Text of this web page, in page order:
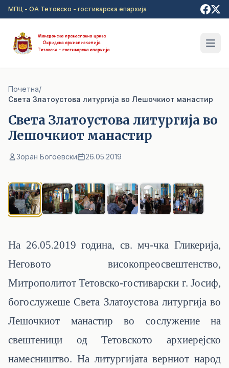
Прејди на главна содржина
МПЦ - ОА Тетовско - гостиварска епархија
Почетна/
Света Златоустова литургија во Лешочкиот манастир
Света Златоустова литургија во
Лешочкиот манастир
Зоран Богоевски 26.05.2019
На 26.05.2019 година, св. мч-чка Гликерија,
Неговото високопреосвештенство,
Митрополитот Тетовско-гостиварски г. Јосиф,
богослужеше Света Златоустова литургија во
Лешочкиот манастир во сослужение на
свештеници од Тетовското архиерејско
намесништво. На литургијата верниот народ